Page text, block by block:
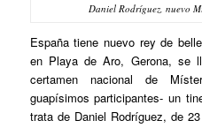
Daniel Rodríguez, nuevo
España tiene nuevo rey de
en Playa de Aro, Gerona, se
certamen nacional de
guapísimos participantes- un
trata de Daniel Rodríguez, de